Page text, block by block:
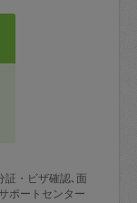
・ビザ確認､面
ポートセンター